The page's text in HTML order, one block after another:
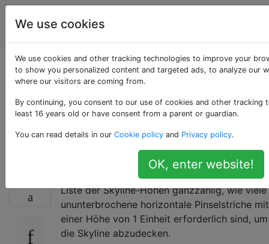
Programmierrätsel
& Code Golf
Bedecken einer
Skyline mit
Pinselstrichen
Beantworten Sie bei einer nicht negativen
Liste der Skyline-Höhen ganzzahlig, wie viele
ununterbrochene horizontale Pinselstriche mit
einer Höhe von 1 Einheit erforderlich sind, um
die Skyline abzudecken.
We use cookies
We use cookies and other tracking technologies to improve your
to show you personalized content and targeted ads, to analyze our
where our visitors are coming from.
By continuing, you consent to our use of cookies and other tracking
least 16 years old or have consent from a parent or guardian.
You can read details in our Cookie policy and Privacy policy.
OK, enter website!